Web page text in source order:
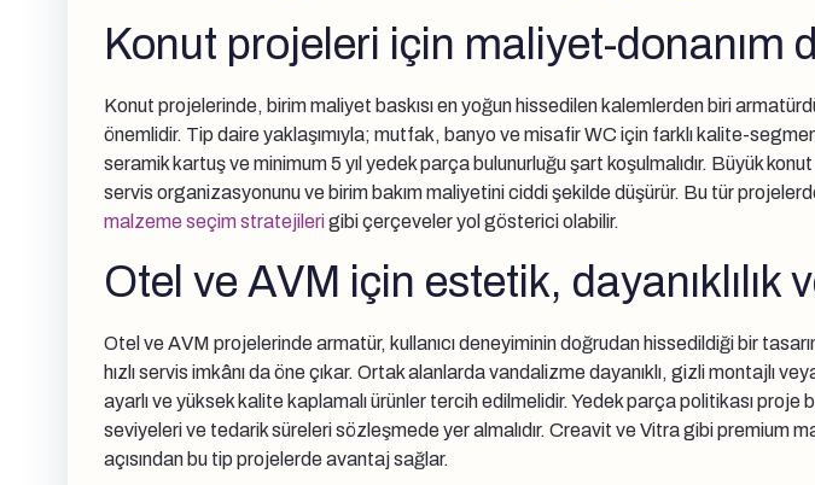
Konut projeleri için maliyet-donanım
Konut projelerinde, birim maliyet baskısı en yoğun hissedilen kalemlerden biri
önemlidir. Tip daire yaklaşımıyla; mutfak, banyo ve misafir WC için farklı kalite-
seramik kartuş ve minimum 5 yıl yedek parça bulunurluğu şart koşulmalıdır. Büyük
servis organizasyonunu ve birim bakım maliyetini ciddi şekilde düşürür. Bu tür
malzeme seçim stratejilerigibi çerçeveler yol gösterici olabilir.
Otel ve AVM için estetik, dayanıklılık
Otel ve AVM projelerinde armatür, kullanıcı deneyiminin doğrudan hissedildiği bir
hızlı servis imkânı da öne çıkar. Ortak alanlarda vandalizme dayanıklı, gizli montajlı
ayarlı ve yüksek kalite kaplamalı ürünler tercih edilmelidir. Yedek parça politikası
seviyeleri ve tedarik süreleri sözleşmede yer almalıdır. Creavit ve Vitra gibi premium
açısından bu tip projelerde avantaj sağlar.